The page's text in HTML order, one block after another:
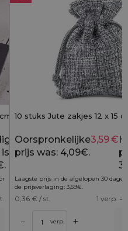
- rood
2,19 €
10 stuks Jute zakjes 12 x 15
Oorspronkelijke
prijs was: 4,09€.
3,59€
Laagste prijs in de afgelopen 30
de prijsverlaging: 3,59€
0,36 € / st. 1 verp. =
– verp. +
Toevoegen aan